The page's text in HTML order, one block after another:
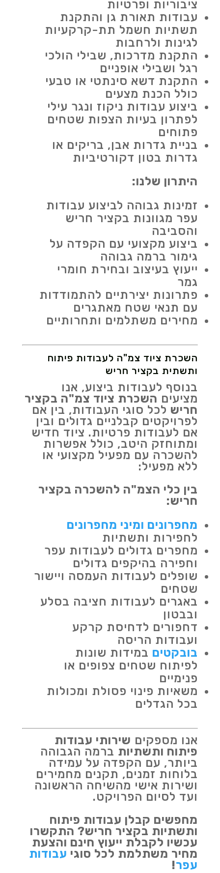
ציבוריות ופרטיות
עבודות תאורת גן והתקנת
תשתיות חשמל תת-קרקעיות
לגינות ולרחבות
התקנת מדרכות, שבילי הולכי
רגל ושבילי אופניים
התקנת דשא סינתטי או טבעי
כולל הכנת מצעים
ביצוע עבודות ניקוז ונגר עילי
לפתרון בעיות הצפות שטחים
פתוחים
בניית גדרות אבן, בריקים או
גדרות בטון דקורטיביות
היתרון שלנו:
זמינות גבוהה לביצוע עבודות
עפר מגוונות בקציר חריש
והסביבה
ביצוע מקצועי עם הקפדה על
גימור ברמה גבוהה
ייעוץ בעיצוב ובחירת חומרי
גמר
פתרונות יצירתיים להתמודדות
עם תנאי שטח מאתגרים
מחירים משתלמים ותחרותיים
השכרת ציוד צמ"ה לעבודות פיתוח
ותשתית בקציר חריש
בנוסף לעבודות ביצוע, אנו
מציעים השכרת ציוד צמ"ה בקציר
חריש לכל סוגי העבודות, בין אם
לפרויקטים קבלניים גדולים ובין
אם לעבודות פרטיות. ציוד חדיש
ומתוחזק היטב, כולל אפשרות
להשכרה עם מפעיל מקצועי או
ללא מפעיל:
בין כלי הצמ"ה להשכרה בקציר
חריש:
מחפרונים ומיני מחפרונים
לחפירות ותשתיות
מחפרים גדולים לעבודות עפר
וחפירה בהיקפים גדולים
שופלים לעבודות העמסה ויישור
שטחים
באגרים לעבודות חציבה בסלע
ובבטון
דחפורים לדחיסת קרקע
ועבודות הריסה
בובקטים במידות שונות
לפיתוח שטחים צפופים או
פנימיים
משאיות פינוי פסולת ומכולות
בכל הגדלים
אנו מספקים שירותי עבודות
פיתוח ותשתיות ברמה הגבוהה
ביותר, עם הקפדה על עמידה
בלוחות זמנים, תקנים מחמירים
ושירות אישי מהשיחה הראשונה
ועד לסיום הפרויקט.
מחפשים קבלן עבודות פיתוח
ותשתיות בקציר חריש? התקשרו
עכשיו לקבלת ייעוץ חינם והצעת
מחיר משתלמת לכל סוגי עבודות
עפר!